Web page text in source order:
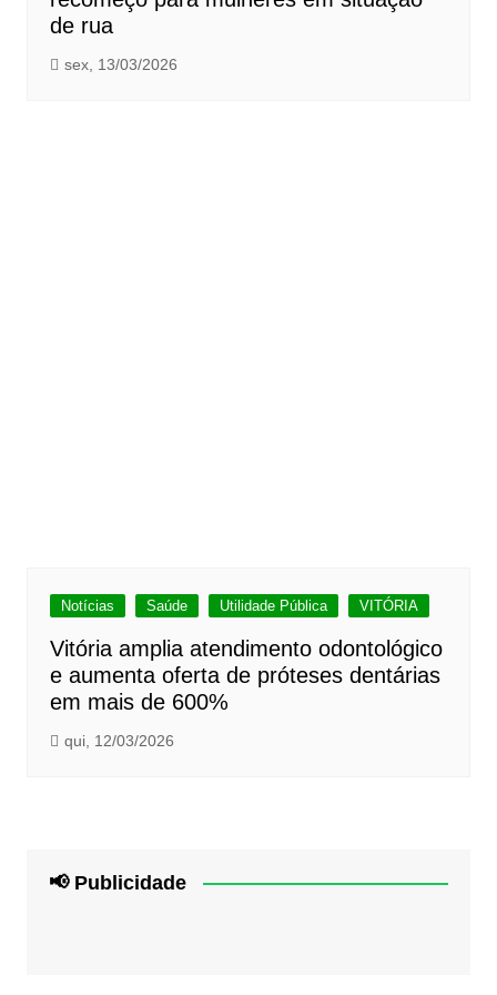
de rua
sex, 13/03/2026
Notícias Saúde Utilidade Pública VITÓRIA
Vitória amplia atendimento odontológico
e aumenta oferta de próteses dentárias
em mais de 600%
qui, 12/03/2026
📢 Publicidade